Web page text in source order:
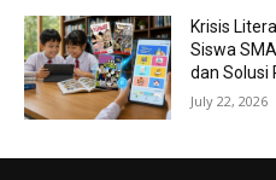
Krisis
Siswa
dan Solusi
July 22, 2026